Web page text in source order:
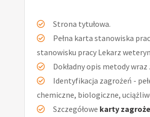
Strona tytułowa.
Pełna karta stanowiska
stanowisku pracy Lekarz
Dokładny opis metody
Identyfikacja zagrożeń -
chemiczne, biologiczne,
Szczegółowe karty